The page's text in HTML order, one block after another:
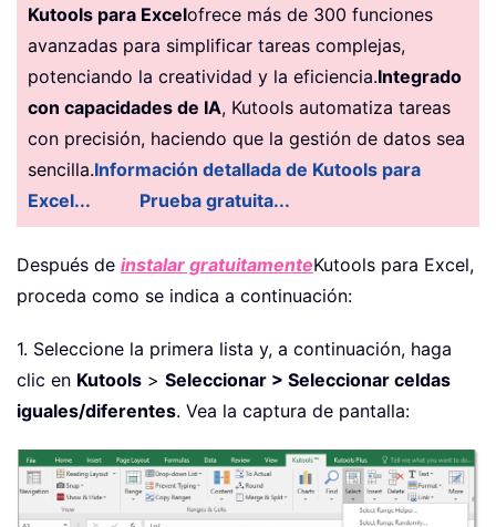
Kutools para Excelofrece más de 300 funciones
avanzadas para simplificar tareas complejas,
potenciando la creatividad y la eficiencia.Integrado
con capacidades de IA, Kutools automatiza tareas
con precisión, haciendo que la gestión de datos sea
sencilla.Información detallada de Kutools para
Excel...
Prueba gratuita...
Después de instalar gratuitamenteKutools para Excel,
proceda como se indica a continuación:
1. Seleccione la primera lista y, a continuación, haga
clic en Kutools > Seleccionar > Seleccionar celdas
iguales/diferentes. Vea la captura de pantalla: